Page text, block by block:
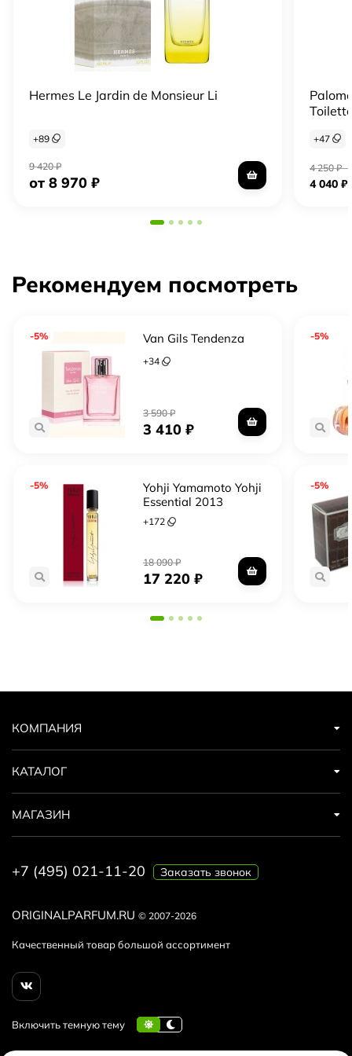
Hermes Le Jardin de Monsieur Li
+89
9 420₽
от 8 970₽
+47
4 250₽–
4 040₽
Рекомендуем посмотреть
-5% Van Gils Tendenza
+34
3 590₽
3 410₽
-5%
Yohji Yamamoto Yohji
Essential 2013
+172
18 090₽
17 220₽
-5%
-5%
ORIGINALPARFUM.RU © 2007-2026
Качественный товар большой ассортимент
КОМПАНИЯ
КАТАЛОГ
МАГАЗИН
+7 (495) 021-11-20 Заказать звонок